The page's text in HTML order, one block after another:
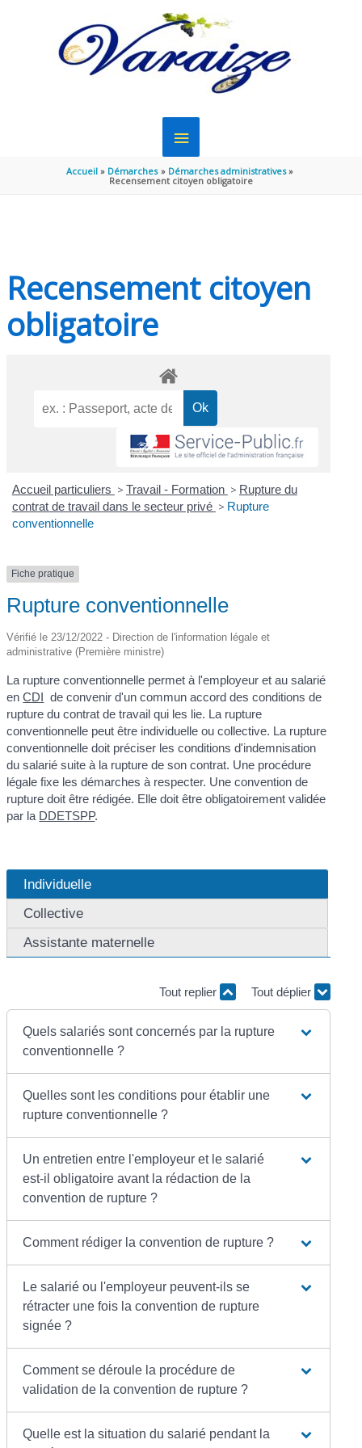
MENU
PRINCIPAL
Accueil Démarches
Démarches administratives
Recensement citoyen obligatoire
Recensement citoyen
obligatoire
Accueil particuliers > Travail - Formation > Rupture du
contrat de travail dans le secteur privé > Rupture
conventionnelle
Fiche pratique
Rupture conventionnelle
Vérifié le 23/12/2022 - Direction de l'information légale et
administrative (Première ministre)
La rupture conventionnelle permet à l'employeur et au salarié
enCDI de convenir d'un commun accord des conditions de
rupture du contrat de travail qui les lie. La rupture
conventionnelle peut être individuelle ou collective. La rupture
conventionnelle doit préciser les conditions d'indemnisation
du salarié suite à la rupture de son contrat. Une procédure
légale fixe les démarches à respecter. Une convention de
rupture doit être rédigée. Elle doit être obligatoirement validée
par la DDETSPP.
Individuelle
Collective
Assistante maternelle
Tout replier Tout déplier
Quels salariés sont concernés par la rupture
conventionnelle ?
Quelles sont les conditions pour établir une
rupture conventionnelle ?
Un entretien entre l'employeur et le salarié
est-il obligatoire avant la rédaction de la
convention de rupture ?
Comment rédiger la convention de rupture ?
Le salarié ou l'employeur peuvent-ils se
rétracter une fois la convention de rupture
signée ?
Comment se déroule la procédure de
validation de la convention de rupture ?
Quelle est la situation du salarié pendant la